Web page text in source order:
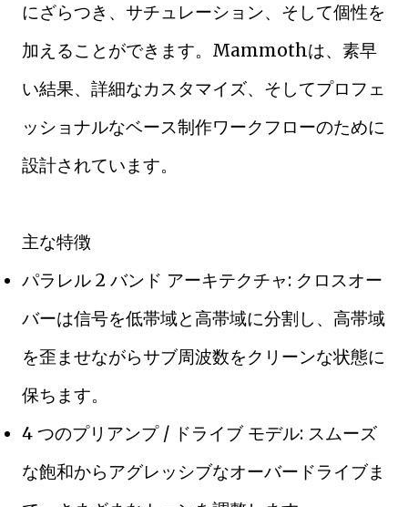
にざらつき、サチュレーション、そして個性を
加えることができます。Mammothは、素早
い結果、詳細なカスタマイズ、そしてプロフェ
ッショナルなベース制作ワークフローのために
設計されています。
主な特徴
パラレル 2 バンド アーキテクチャ: クロスオー
バーは信号を低帯域と高帯域に分割し、高帯域
を歪ませながらサブ周波数をクリーンな状態に
保ちます。
4 つのプリアンプ / ドライブ モデル: スムーズ
な飽和からアグレッシブなオーバードライブま